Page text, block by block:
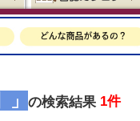
の検索結果 1件